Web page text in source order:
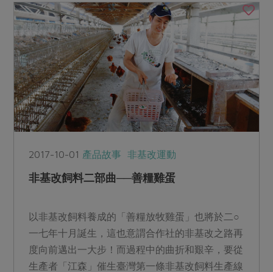
2017-10-01 產品故事 非基改運動
非基改飼料二部曲──善糧雞蛋
以非基改飼料養成的「善糧放牧雞蛋」也將於二○
一七年十月誕生，這也意謂合作社的非基改之路再
度向前邁出一大步！而過程中的曲折和艱辛，要從
生產者「江森」催生臺灣第一條非基改飼料生產線